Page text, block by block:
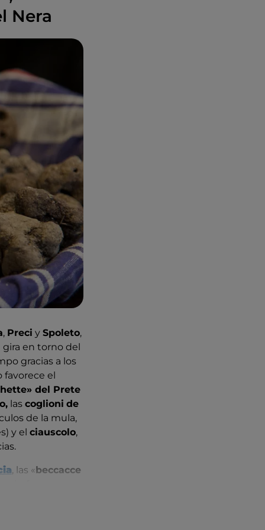
Nera
, Preci y Spoleto,
en torno del
gracias a los
el
del Prete
las coglioni de
de la mula,
y el ciauscolo,
, las « beccacce